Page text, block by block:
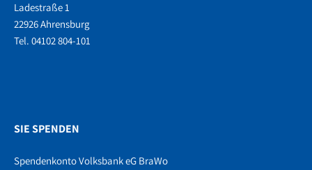
Ladestraße 1
22926 Ahrensburg
Tel. 04102 804-101
SIE SPENDEN
Spendenkonto Volksbank eG BraWo